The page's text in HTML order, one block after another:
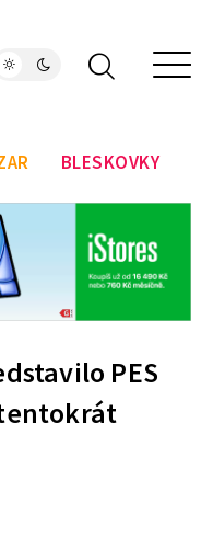
BLESKOVKY
PES